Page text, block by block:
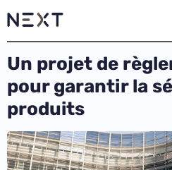
Un projet de
pour garantir la
produits